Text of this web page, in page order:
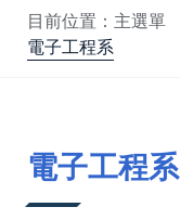
目前位置：主選單
電子工程系
電子工程系